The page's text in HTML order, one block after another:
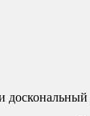
доскональный